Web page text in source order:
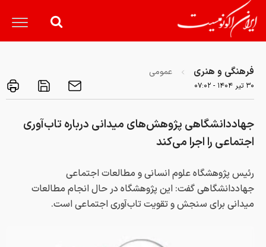
فرهنگی و هنری عمومی
۳۰ تير ۱۴۰۴ - ۰۷:۰۲
جهاددانشگاهی پژوهش‌های میدانی درباره تاب‌آوری
اجتماعی را اجرا می‌کند
رئیس پژوهشگاه علوم انسانی و مطالعات اجتماعی
جهاددانشگاهی گفت: این پژوهشگاه در حال انجام مطالعات
میدانی برای سنجش و تقویت تاب‌آوری اجتماعی است.